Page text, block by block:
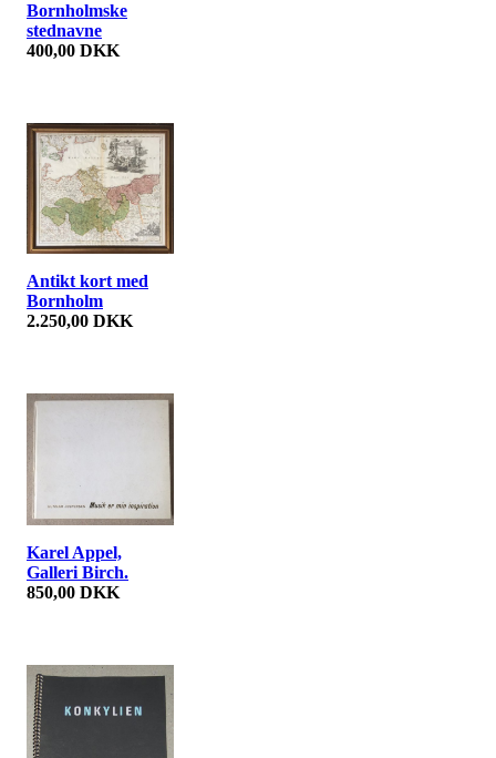
Bornholmske
stednavne
400,00 DKK
Antikt kort med
Bornholm
2.250,00 DKK
Karel Appel,
Galleri Birch.
850,00 DKK